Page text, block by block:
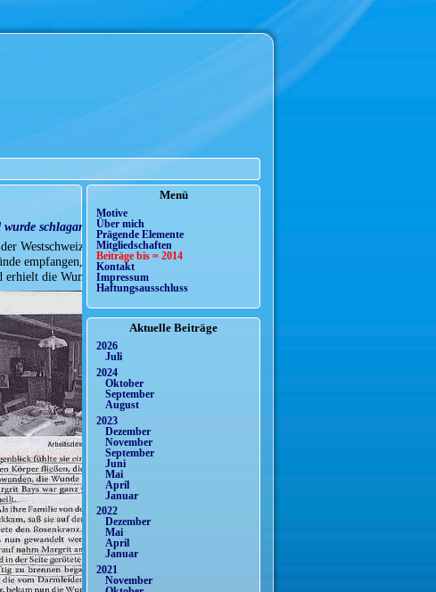
schlagartig geheilt
Westschweiz, schwer an
empfangen, …”, legte die
die Wundmale Christi.
Menü
Motive
Über mich
Prägende Elemente
Mitgliedschaften
Beiträge bis ≈ 2014
Kontakt
Impressum
Haftungsausschluss
Aktuelle Beiträge
2026
Juli
2024
Oktober
September
August
2023
Dezember
November
September
Juni
Mai
April
Januar
2022
Dezember
Mai
April
Januar
2021
November